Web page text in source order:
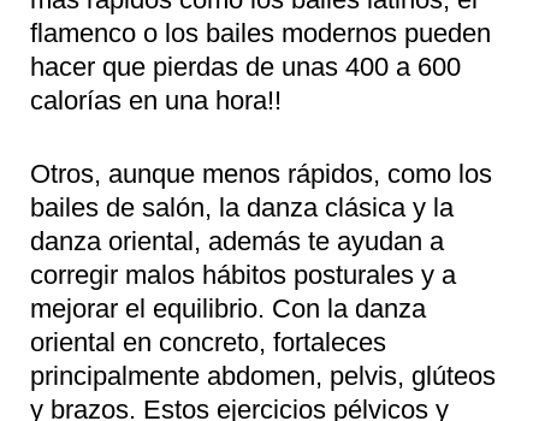
flamenco o los bailes modernos pueden
hacer que pierdas de unas 400 a 600
calorías en una hora!!
Otros, aunque menos rápidos, como los
bailes de salón, la danza clásica y la
danza oriental, además te ayudan a
corregir malos hábitos posturales y a
mejorar el equilibrio. Con la danza
oriental en concreto, fortaleces
principalmente abdomen, pelvis, glúteos
y brazos. Estos ejercicios pélvicos y